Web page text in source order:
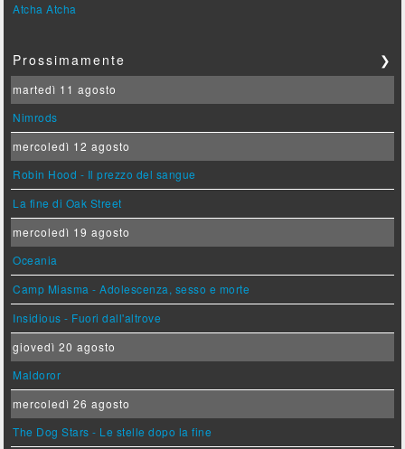
Atcha Atcha
Prossimamente ❯
martedì 11 agosto
Nimrods
mercoledì 12 agosto
Robin Hood - Il prezzo del sangue
La fine di Oak Street
mercoledì 19 agosto
Oceania
Camp Miasma - Adolescenza, sesso e morte
Insidious - Fuori dall'altrove
giovedì 20 agosto
Maldoror
mercoledì 26 agosto
The Dog Stars - Le stelle dopo la fine